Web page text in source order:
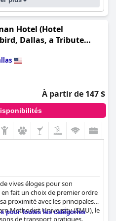
Hotel (Hotel
Dallas, a Tribute
À partir de 147 $
vives éloges pour son
fait un choix de premier ordre
proximité avec les principales
Methodist University (SMU), le
de transport pratiques.
pour toutes les catégories